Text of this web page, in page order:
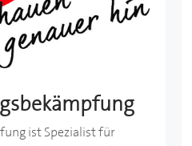
ist Spezialist für